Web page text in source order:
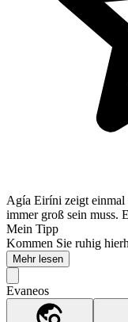
Agía Eiríni zeigt einmal
immer groß sein muss.
Mein Tipp
Kommen Sie ruhig
Mehr lesen
Evaneos